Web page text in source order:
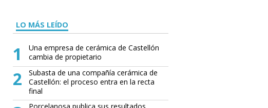
LO MÁS LEÍDO
1
Una empresa de cerámica de Castellón
cambia de propietario
2
Subasta de una compañía cerámica de
Castellón: el proceso entra en la recta
final